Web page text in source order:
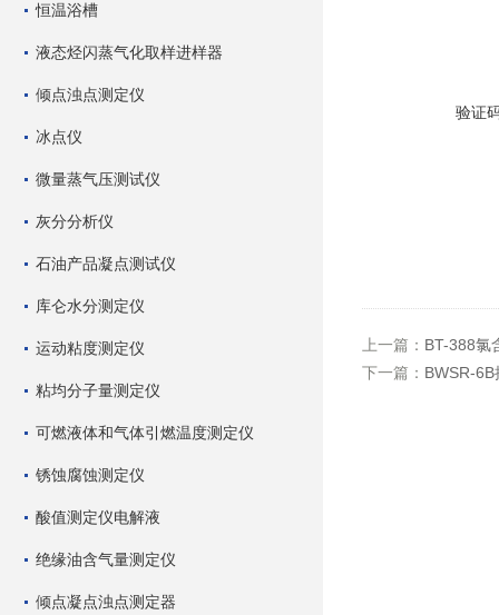
恒温浴槽
液态烃闪蒸气化取样进样器
倾点浊点测定仪
冰点仪
微量蒸气压测试仪
灰分分析仪
石油产品凝点测试仪
库仑水分测定仪
运动粘度测定仪
粘均分子量测定仪
可燃液体和气体引燃温度测定仪
锈蚀腐蚀测定仪
酸值测定仪电解液
绝缘油含气量测定仪
倾点凝点浊点测定器
验证
上一篇： BT-388氯
下一篇： BWSR-